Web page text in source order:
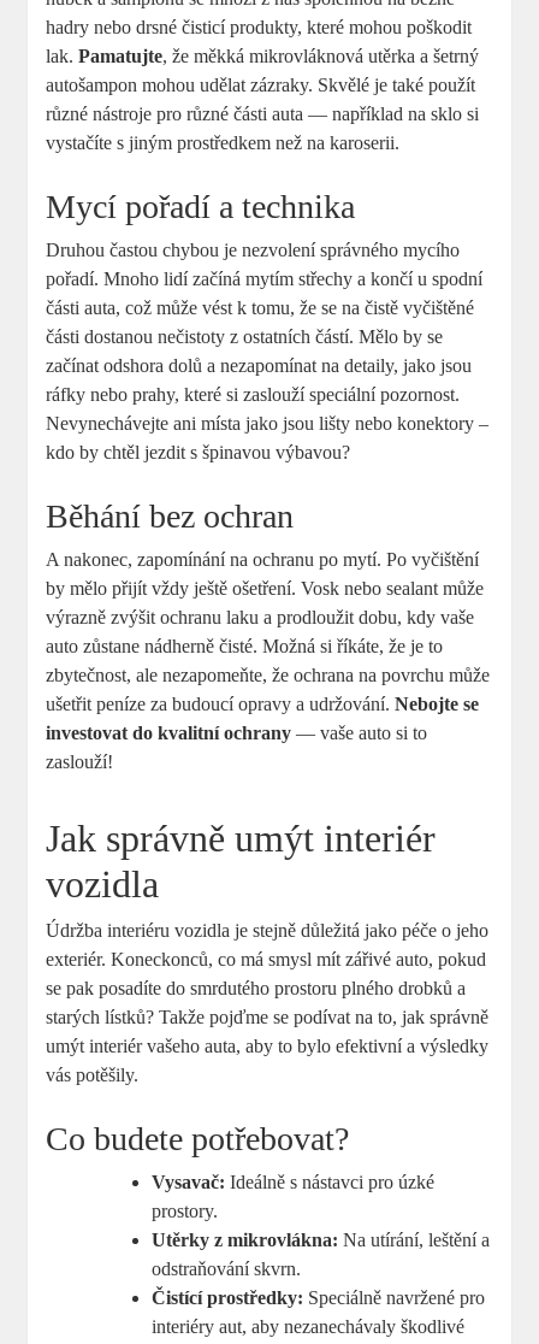
hadry nebo drsné čisticí produkty, které mohou poškodit
lak.Pamatujte, že měkká mikrovláknová utěrka a šetrný
autošampon mohou udělat zázraky. Skvělé je také použít
různé nástroje pro různé části auta — například na sklo si
vystačíte s jiným prostředkem než na karoserii.
Mycí pořadí a technika
Druhou častou chybou je nezvolení správného mycího
pořadí. Mnoho lidí začíná mytím střechy a končí u spodní
části auta, což může vést k tomu, že se na čistě vyčištěné
části dostanou nečistoty z ostatních částí. Mělo by se
začínat odshora dolů a nezapomínat na detaily, jako jsou
ráfky nebo prahy, které si zaslouží speciální pozornost.
Nevynechávejte ani místa jako jsou lišty nebo konektory –
kdo by chtěl jezdit s špinavou výbavou?
Běhání bez ochran
A nakonec, zapomínání na ochranu po mytí. Po vyčištění
by mělo přijít vždy ještě ošetření. Vosk nebo sealant může
výrazně zvýšit ochranu laku a prodloužit dobu, kdy vaše
auto zůstane nádherně čisté. Možná si říkáte, že je to
zbytečnost, ale nezapomeňte, že ochrana na povrchu může
ušetřit peníze za budoucí opravy a udržování.Nebojte se
investovat do kvalitní ochrany — vaše auto si to
zaslouží!
Jak správně umýt interiér
vozidla
Údržba interiéru vozidla je stejně důležitá jako péče o jeho
exteriér. Koneckonců, co má smysl mít zářivé auto, pokud
se pak posadíte do smrdutého prostoru plného drobků a
starých lístků? Takže pojďme se podívat na to, jak správně
umýt interiér vašeho auta, aby to bylo efektivní a výsledky
vás potěšily.
Co budete potřebovat?
Vysavač: Ideálně s nástavci pro úzké
prostory.
Utěrky z mikrovlákna: Na utírání, leštění a
odstraňování skvrn.
Čistící prostředky: Speciálně navržené pro
interiéry aut, aby nezanechávaly škodlivé